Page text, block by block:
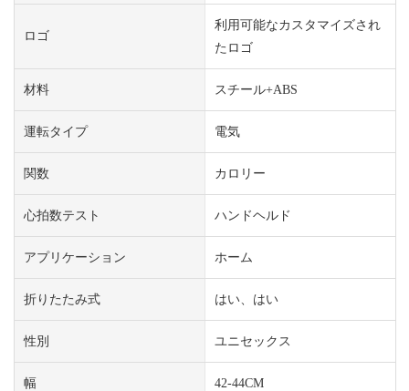
ロゴ
利用可能なカスタマイズされ
たロゴ
材料 スチール+ABS
運転タイプ 電気
関数 カロリー
心拍数テスト ハンドヘルド
アプリケーション ホーム
折りたたみ式 はい、はい
性別 ユニセックス
幅 42-44CM